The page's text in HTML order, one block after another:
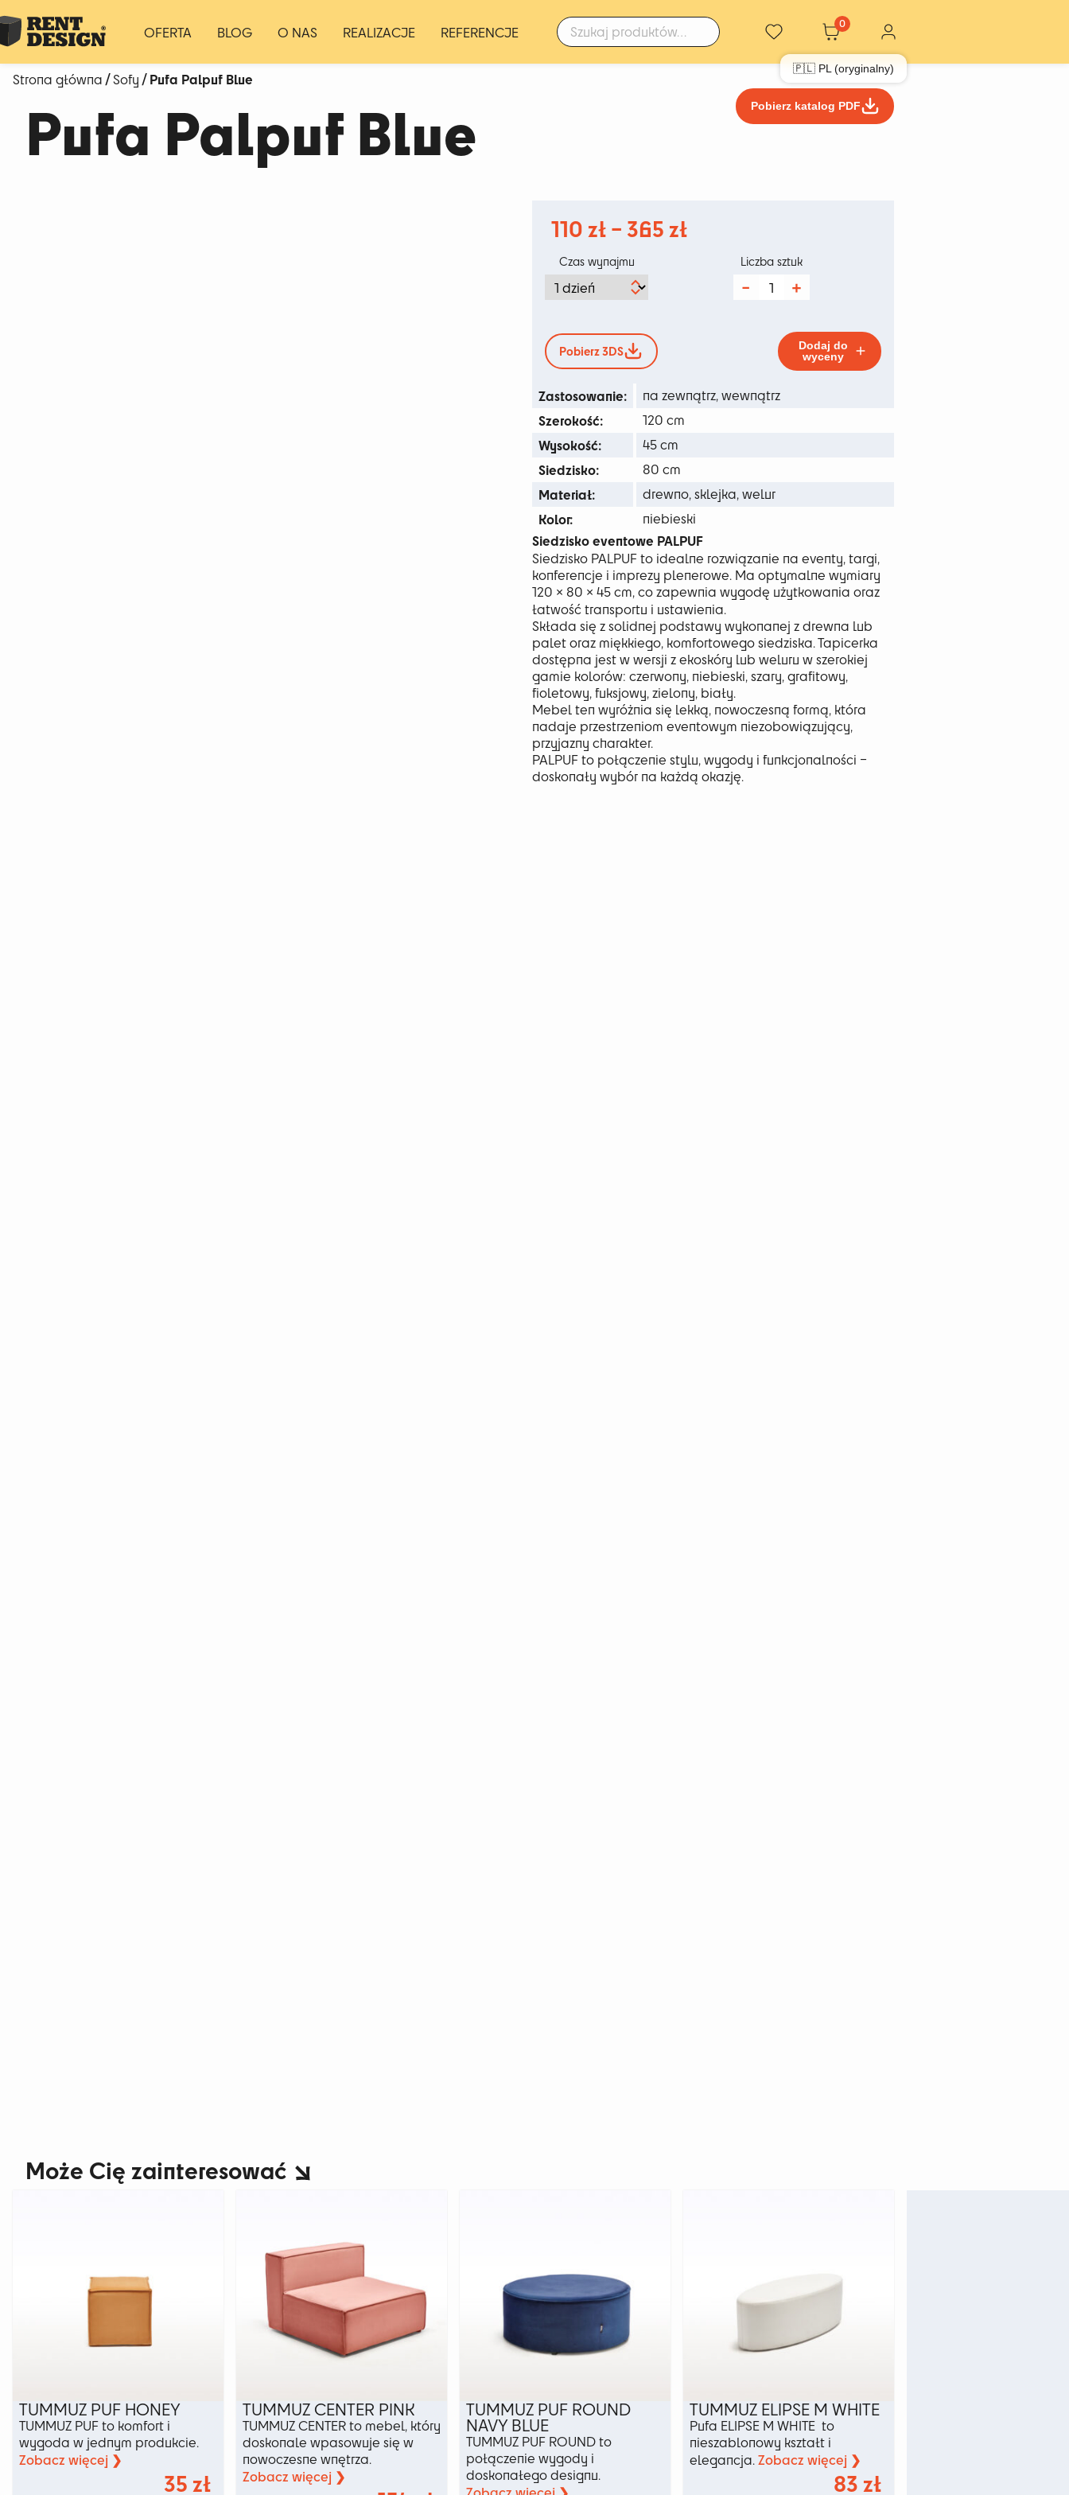
Szukaj:
OFERTA BLOG O NAS REALIZACJE REFERENCJE
0
🇵🇱 PL (oryginalny)
Strona główna/Sofy/ Pufa Palpuf Blue
Pufa Palpuf Blue Pobierz katalog PDF
110 zł– 365 złZakres
Czas wynajmu
ilość
Blue
Liczba sztuk
Pobierz 3DS
Dodaj do
wyceny
Zastosowanie: na zewnątrz, wewnątrz
Szerokość: 120 cm
Wysokość: 45 cm
Siedzisko: 80 cm
Materiał: drewno, sklejka, welur
Kolor: niebieski
Siedzisko eventowe PALPUF
Siedzisko PALPUF to idealne rozwiązanie na eventy, targi,
konferencje i imprezy plenerowe. Ma optymalne wymiary
120 × 80 × 45 cm, co zapewnia wygodę użytkowania oraz
łatwość transportu i ustawienia.
Składa się z solidnej podstawy wykonanej z drewna lub
palet oraz miękkiego, komfortowego siedziska. Tapicerka
dostępna jest w wersji z ekoskóry lub weluru w szerokiej
gamie kolorów: czerwony, niebieski, szary, grafitowy,
fioletowy, fuksjowy, zielony, biały.
Mebel ten wyróżnia się lekką, nowoczesną formą, która
nadaje przestrzeniom eventowym niezobowiązujący,
przyjazny charakter.
PALPUF to połączenie stylu, wygody i funkcjonalności –
doskonały wybór na każdą okazję.
Może Cię zainteresować
TUMMUZ PUF HONEY
TUMMUZ PUF to komfort i
wygoda w jednym produkcie.
Zobacz więcej ❯
35 zł
TUMMUZ CENTER PINK
TUMMUZ CENTER to mebel, który
doskonale wpasowuje się w
nowoczesne wnętrza.
Zobacz więcej ❯
TUMMUZ PUF ROUND
NAVY BLUE
TUMMUZ PUF ROUND to
połączenie wygody i
doskonałego designu.
TUMMUZ ELIPSE M WHITE
Pufa ELIPSE M WHITE to
nieszablonowy kształt i
elegancja. Zobacz więcej ❯
83 zł